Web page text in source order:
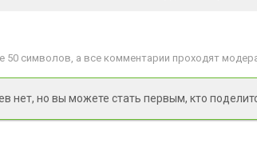
символов, а все комментарии проходят
нет, но вы можете стать первым, кто